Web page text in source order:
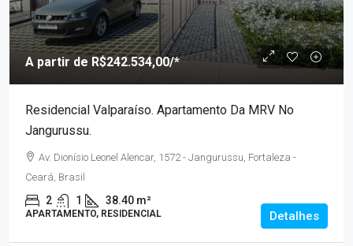
A partir de R$242.534,00/*
Residencial Valparaíso. Apartamento Da MRV No
Jangurussu.
Av. Dionísio Leonel Alencar, 1572 - Jangurussu, Fortaleza -
Ceará, Brasil
2 1 38.40 m²
APARTAMENTO, RESIDENCIAL Detalhes